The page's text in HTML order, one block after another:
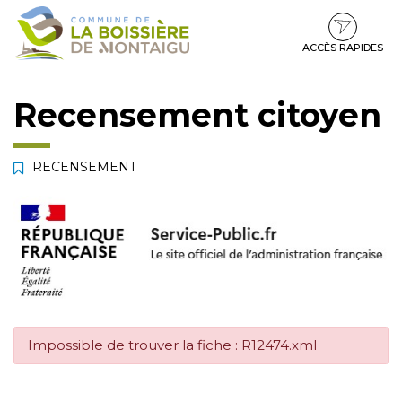
Gestion des traceurs
Aller
Aller
contenu
Aller
pied
ACCÈS RAPIDES
Recensement citoyen
RECENSEMENT
Impossible de trouver la fiche : R12474.xml